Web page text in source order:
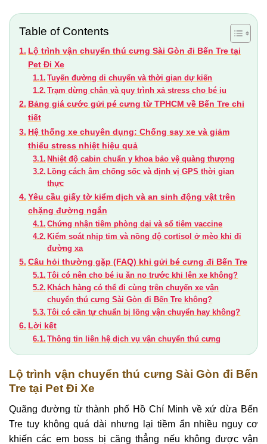
Table of Contents
Lộ trình vận chuyển thú cưng Sài Gòn đi Bến Tre tại
Pet Đi Xe
Tuyến đường di chuyển và thời gian dự kiến
Trạm dừng chân và quy trình xả stress cho bé iu
Bảng giá cước gửi pé cưng từ TPHCM về Bến Tre chi
tiết
Hệ thống xe chuyên dụng: Chống say xe và giảm
thiểu stress nhiệt hiệu quả
Nhiệt độ cabin chuẩn y khoa bảo vệ quàng thượng
Lồng cách âm chống sốc và định vị GPS thời gian
thực
Yêu cầu giấy tờ kiểm dịch và an sinh động vật trên
chặng đường ngắn
Chứng nhận tiêm phòng dại và sổ tiêm vaccine
Kiểm soát nhịp tim và nồng độ cortisol ở mèo khi đi
đường xa
Câu hỏi thường gặp (FAQ) khi gửi bé cưng đi Bến Tre
Tôi có nên cho bé iu ăn no trước khi lên xe không?
Khách hàng có thể đi cùng trên chuyến xe vận
chuyển thú cưng Sài Gòn đi Bến Tre không?
Tôi có cần tự chuẩn bị lồng vận chuyển hay không?
Lời kết
Thông tin liên hệ dịch vụ vận chuyển thú cưng
Lộ trình vận chuyển thú cưng Sài Gòn đi Bến
Tre tại Pet Đi Xe
Quãng đường từ thành phố Hồ Chí Minh về xứ dừa Bến
Tre tuy không quá dài nhưng lại tiềm ẩn nhiều nguy cơ
khiến các em boss bị căng thẳng nếu không được vận